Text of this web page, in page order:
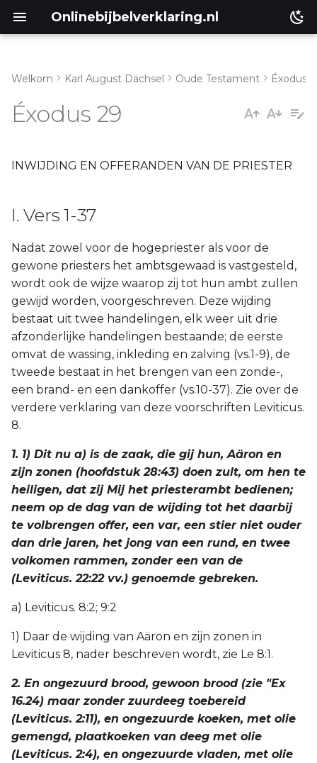
Onlinebijbelverklaring.nl
Lukas
Romeinen
1 Korinthe
2 Korinthe
Galaten
Éfeze
Kolossenzen
1 Thessalonicenzen
2 Thessalonicenzen
1 Timótheüs
2 Timótheüs
Titus
Filémon
Hebreeën
Jakobus
Welkom Karl August Dächsel Oude Testament Éxodus
Éxodus 29
INWIJDING EN OFFERANDEN VAN DE PRIESTER
I. Vers 1-37
Nadat zowel voor de hogepriester als voor de
gewone priesters het ambtsgewaad is vastgesteld,
wordt ook de wijze waarop zij tot hun ambt zullen
gewijd worden, voorgeschreven. Deze wijding
bestaat uit twee handelingen, elk weer uit drie
afzonderlijke handelingen bestaande; de eerste
omvat de wassing, inkleding en zalving (vs.1-9), de
tweede bestaat in het brengen van een zonde-,
een brand- en een dankoffer (vs.10-37). Zie over de
verdere verklaring van deze voorschriften Leviticus.
8.
1. 1) Dit nu a) is de zaak, die gij hun, Aäron en
zijn zonen (hoofdstuk 28:43) doen zult, om hen te
heiligen, dat zij Mij het priesterambt bedienen;
neem op de dag van de wijding tot het daarbij
te volbrengen offer, een var, een stier niet ouder
dan drie jaren, het jong van een rund, en twee
volkomen rammen, zonder een van de
(Leviticus. 22:22 vv.) genoemde gebreken.
a) Leviticus. 8:2; 9:2
1) Daar de wijding van Aäron en zijn zonen in
Leviticus 8, nader beschreven wordt, zie Le 8:1.
2. En ongezuurd brood, gewoon brood (zie "Ex
16.24) maar zonder zuurdeeg toebereid
(Leviticus. 2:11), en ongezuurde koeken, met olie
gemengd, plaatkoeken van deeg met olie
(Leviticus. 2:4), en ongezuurde vladen, met olie